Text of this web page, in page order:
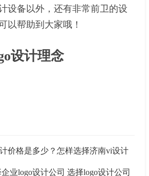
设备以外，还有非常前卫的设
以帮助到大家哦！
设计理念
价格是多少？怎样选择济南vi设计
业logo设计公司 选择logo设计公司